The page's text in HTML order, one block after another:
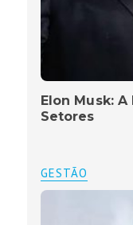
Elon Musk:
Setores
GESTÃO